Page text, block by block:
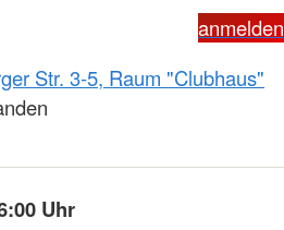
anmelden
Str. 3-5, Raum "Clubhaus"
Uhr